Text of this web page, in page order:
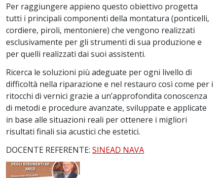
Per raggiungere appieno questo obiettivo progetta
tutti i principali componenti della montatura (ponticelli,
cordiere, piroli, mentoniere) che vengono realizzati
esclusivamente per gli strumenti di sua produzione e
per quelli realizzati dai suoi assistenti.
Ricerca le soluzioni più adeguate per ogni livello di
difficoltà nella riparazione e nel restauro così come per i
ritocchi di vernici grazie a un’approfondita conoscenza
di metodi e procedure avanzate, sviluppate e applicate
in base alle situazioni reali per ottenere i migliori
risultati finali sia acustici che estetici.
DOCENTE REFERENTE: SINEAD NAVA